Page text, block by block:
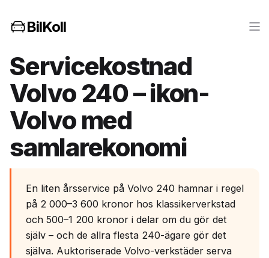
BilKoll
Servicekostnad
Volvo 240 – ikon-
Volvo med
samlarekonomi
En liten årsservice på Volvo 240 hamnar i regel
på 2 000–3 600 kronor hos klassikerverkstad
och 500–1 200 kronor i delar om du gör det
själv – och de allra flesta 240-ägare gör det
själva. Auktoriserade Volvo-verkstäder serva